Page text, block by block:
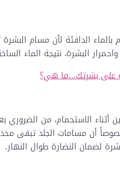
الدافئة لأن مسام
واحمرار البشرة، نتيجة الماء
على بشرتك...ما هي؟
أثناء الاستحمام، من
أن مسامات الجلد تبقى
لضمان النضارة طوال النهار.